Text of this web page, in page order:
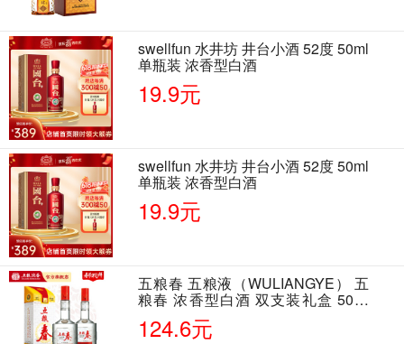
swellfun 水井坊 井台小酒 52度 50ml
单瓶装 浓香型白酒
19.9元
swellfun 水井坊 井台小酒 52度 50ml
单瓶装 浓香型白酒
19.9元
五粮春 五粮液（WULIANGYE） 五
粮春 浓香型白酒 双支装礼盒 50度
500ml*2瓶 含酒具
124.6元